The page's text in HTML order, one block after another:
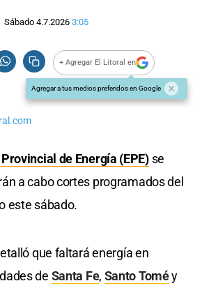
Sábado 4.7.2026 3:05
+ Agregar El Litoral en
Agregar a tus medios preferidos en Google
de Energía (EPE)se
a cabo cortes programados del
este sábado.
que faltará energía en
de Santa Fe, Santo Toméy